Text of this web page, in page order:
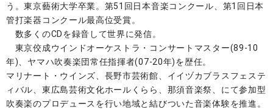
う。東京藝術大学卒業。第51回日本音楽コンクール、第1回日本
管打楽器コンクール最高位受賞。
数多くのCDを録音して世界に発信。
東京佼成ウインドオーケストラ・コンサートマスター(89-10
年)、ヤマハ吹奏楽団常任指揮者(07-20年)を歴任。
マリナート・ウインズ、長野市芸術館、イイヅカブラスフェステ
ィバル、東広島芸術文化ホールくらら、那須音楽祭、にて参加型
吹奏楽のプロデュースを行い地域と結びついた音楽体験を推進。